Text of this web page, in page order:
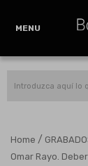
MENU
Home /
Omar Rayo.